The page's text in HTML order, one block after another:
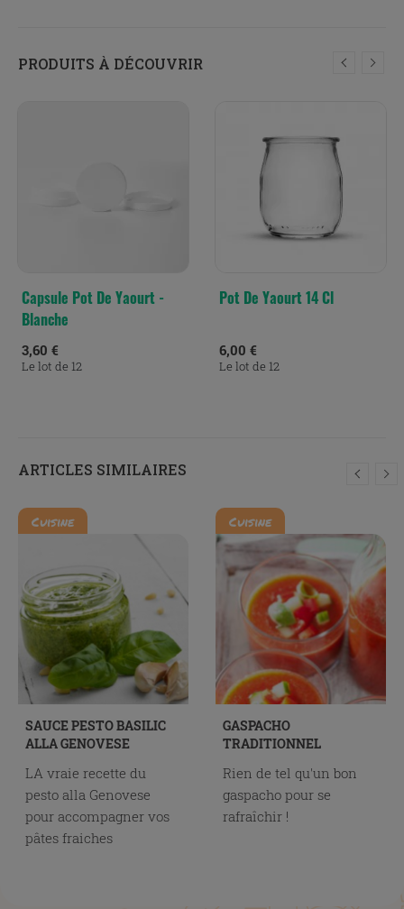
PRODUITS À DÉCOUVRIR
Capsule Pot De Yaourt -
Blanche
3,60 €
Le lot de 12
Pot De Yaourt 14 Cl
6,00 €
Le lot de 12
ARTICLES SIMILAIRES
SAUCE PESTO BASILIC
ALLA GENOVESE
Cuisine
LA vraie recette du
pesto alla Genovese
pour accompagner vos
pâtes fraiches
GASPACHO
TRADITIONNEL
Cuisine
Rien de tel qu'un bon
gaspacho pour se
rafraîchir !